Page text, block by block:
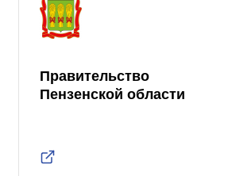
Правительство
Пензенской области